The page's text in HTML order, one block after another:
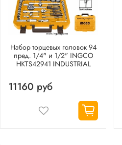
Набор торцевых головок 94
пред. 1/4" и 1/2" INGCO
HKTS42941 INDUSTRIAL
11160 руб